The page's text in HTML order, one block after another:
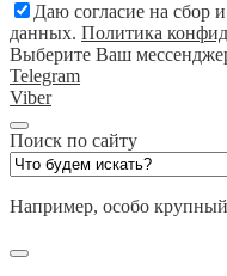
Даю согласие на сбор
данных. Политика
Выберите Ваш
Telegram
Viber
Поиск по сайту
Например, особо